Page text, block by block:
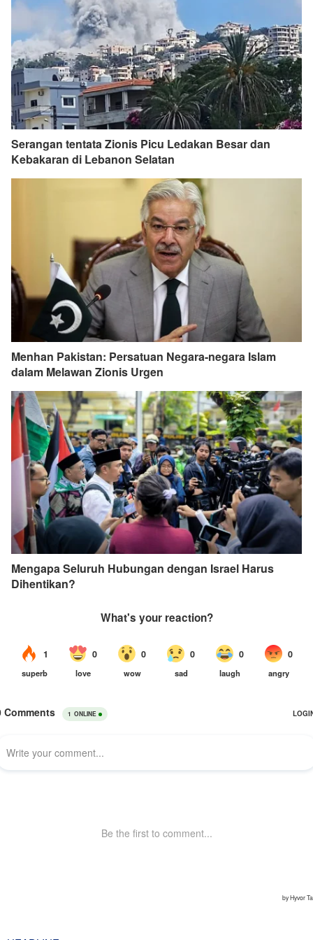
Serangan tentata Zionis Picu Ledakan Besar dan
Kebakaran di Lebanon Selatan
Menhan Pakistan: Persatuan Negara-negara Islam
dalam Melawan Zionis Urgen
Mengapa Seluruh Hubungan dengan Israel Harus
Dihentikan?